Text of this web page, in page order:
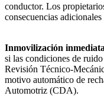
conductor. Los
consecuencias
​Inmovilización inmediata
si las condiciones de
​Revisión Técnico-
motivo automático de
Automotriz (CDA).